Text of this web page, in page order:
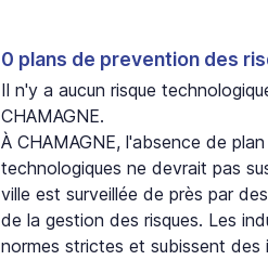
0 plans de prevention des
Il n'y a aucun risque
CHAMAGNE.
À CHAMAGNE, l'absence de
technologiques ne devrait pas
ville est surveillée de près par
de la gestion des risques. Les
normes strictes et subissent des